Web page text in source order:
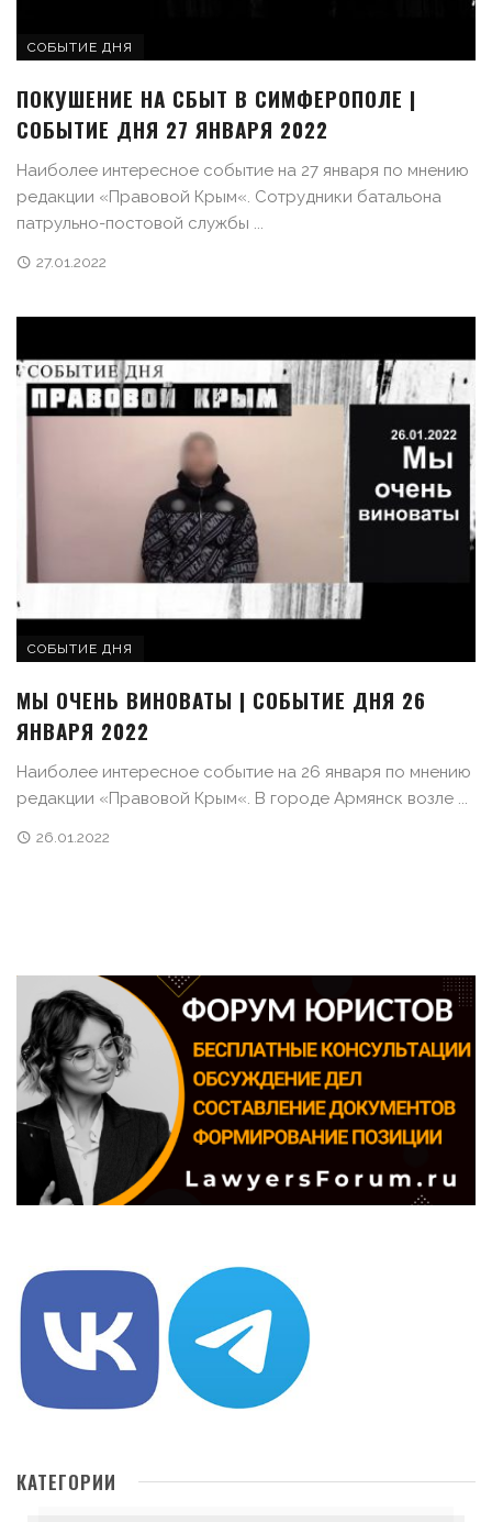
СОБЫТИЕ ДНЯ
ПОКУШЕНИЕ НА СБЫТ В СИМФЕРОПОЛЕ |
СОБЫТИЕ ДНЯ 27 ЯНВАРЯ 2022
Наиболее интересное событие на 27 января по мнению
редакции «Правовой Крым«. Сотрудники батальона
патрульно-постовой службы ...
27.01.2022
СОБЫТИЕ ДНЯ
МЫ ОЧЕНЬ ВИНОВАТЫ | СОБЫТИЕ ДНЯ 26
ЯНВАРЯ 2022
Наиболее интересное событие на 26 января по мнению
редакции «Правовой Крым«. В городе Армянск возле ...
26.01.2022
КАТЕГОРИИ